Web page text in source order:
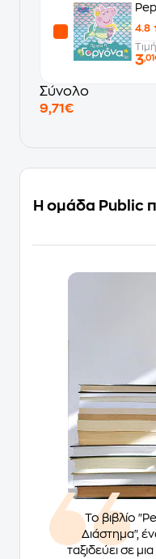
4.8
3
Σύνολο
9,71€
Η ομάδα Public
Το βιβλίο
Διάστημα",
ταξιδεύει σε